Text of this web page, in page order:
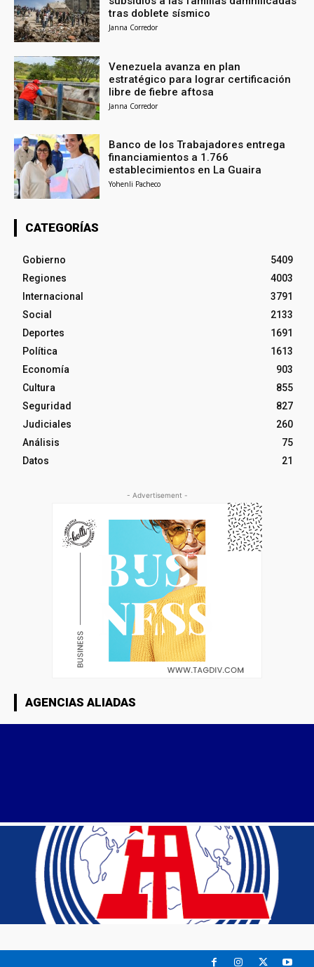
tras doblete sísmico
Janna Corredor
Venezuela avanza en plan
estratégico para lograr certificación
libre de fiebre aftosa
Janna Corredor
Banco de los Trabajadores entrega
financiamientos a 1.766
establecimientos en La Guaira
Yohenli Pacheco
CATEGORÍAS
Gobierno
5409
Regiones
4003
Internacional
3791
Social
2133
Deportes
1691
Política
1613
Economía
903
Cultura
855
Seguridad
827
Judiciales
260
Análisis
75
Datos
21
- Advertisement -
AGENCIAS ALIADAS